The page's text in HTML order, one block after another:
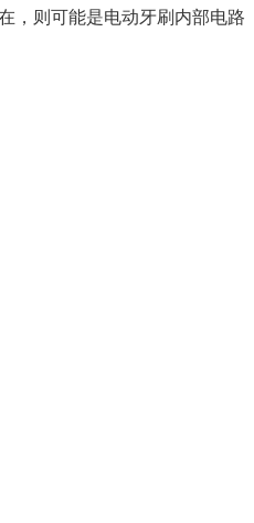
，则可能是电动牙刷内部电路